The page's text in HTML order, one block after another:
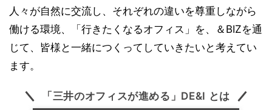
人々が自然に交流し、それぞれの違いを尊重しながら
働ける環境、「行きたくなるオフィス」を、＆BIZを通
じて、皆様と一緒につくってしていきたいと考えてい
ます。
「三井のオフィスが進める」DE&I とは